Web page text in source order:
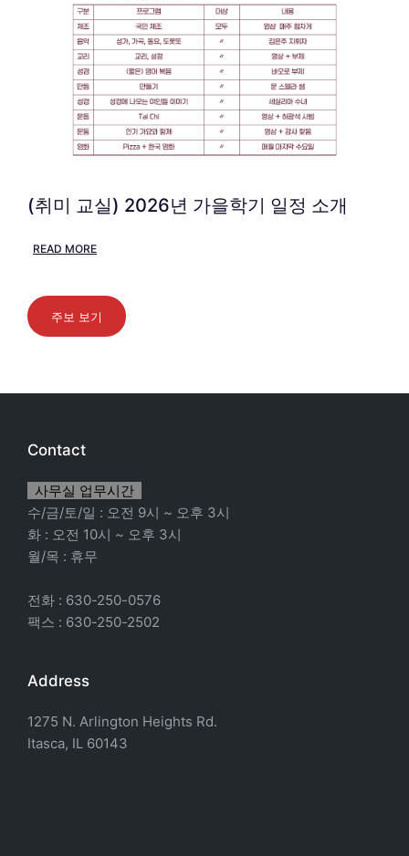
(취미 교실) 2026년 가을학기 일정 소개
READ MORE
주보 보기
Contact
사무실 업무시간
수/금/토/일 : 오전 9시 ~ 오후 3시
화 : 오전 10시 ~ 오후 3시
월/목 : 휴무
전화 : 630-250-0576
팩스 : 630-250-2502
Address
1275 N. Arlington Heights Rd.
Itasca, IL 60143